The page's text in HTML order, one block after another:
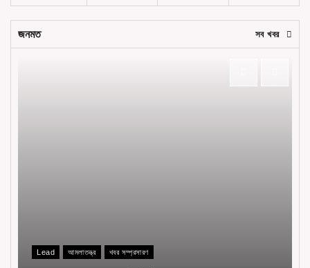
জনমত সব খবর
Lead আমলাতন্ত্র খবর সম্প্রসারণ